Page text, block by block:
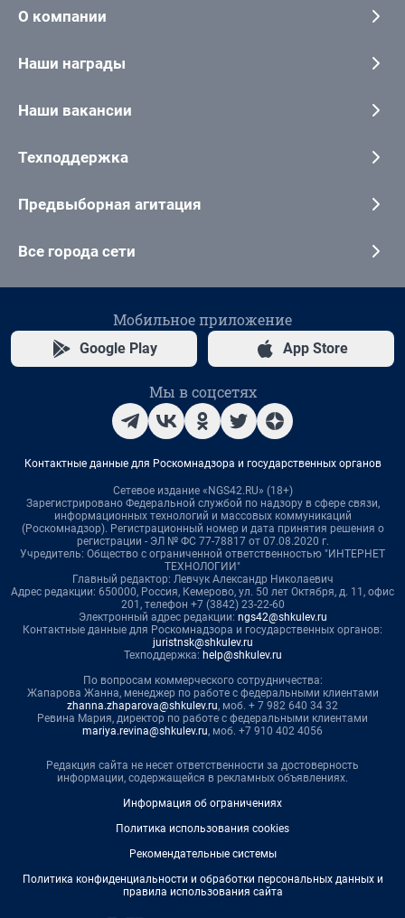
О компании
Наши награды
Наши вакансии
Техподдержка
Предвыборная агитация
Все города сети
Мобильное приложение
Google Play App Store
Мы в соцсетях
Контактные данные для Роскомнадзора и государственных органов
Сетевое издание «NGS42.RU» (18+)
Зарегистрировано Федеральной службой по надзору в сфере связи,
информационных технологий и массовых коммуникаций
(Роскомнадзор). Регистрационный номер и дата принятия решения о
регистрации - ЭЛ № ФС 77-78817 от 07.08.2020 г.
Учредитель: Общество с ограниченной ответственностью "ИНТЕРНЕТ
ТЕХНОЛОГИИ"
Главный редактор: Левчук Александр Николаевич
Адрес редакции: 650000, Россия, Кемерово, ул. 50 лет Октября, д. 11, офис
201, телефон +7 (3842) 23-22-60
Электронный адрес редакции: ngs42@shkulev.ru
Контактные данные для Роскомнадзора и государственных органов:
juristnsk@shkulev.ru
Техподдержка: help@shkulev.ru
По вопросам коммерческого сотрудничества:
Жапарова Жанна, менеджер по работе с федеральными клиентами
zhanna.zhaparova@shkulev.ru, моб. + 7 982 640 34 32
Ревина Мария, директор по работе с федеральными клиентами
mariya.revina@shkulev.ru, моб. +7 910 402 4056
Редакция сайта не несет ответственности за достоверность
информации, содержащейся в рекламных объявлениях.
Информация об ограничениях
Политика использования cookies
Рекомендательные системы
Политика конфиденциальности и обработки персональных данных и
правила использования сайта